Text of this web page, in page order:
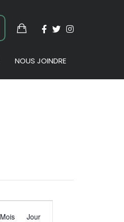
NOUS JOINDRE
Navigation
Mois Jour